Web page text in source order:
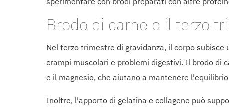
Brodo di carne e il terzo
Nel terzo trimestre di gravidanza, il corpo
crampi muscolari e problemi digestivi. Il brodo di
e il magnesio, che aiutano a mantenere
Inoltre, l'apporto di gelatina e collagene può